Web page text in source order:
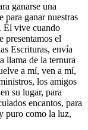
ganarse una
para ganar nuestras
Él vive cuando
presentamos el
Escrituras, envía
llama de la ternura
a mí, ven a mí,
los amigos
su lugar, para
encantos, para
puro como la luz,